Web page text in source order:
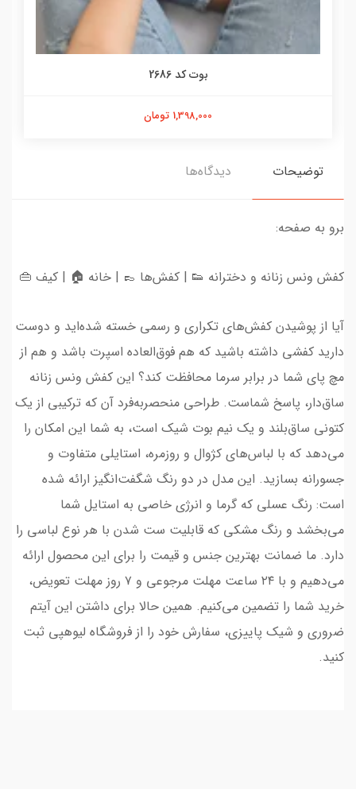
بوت کد 2686
1,398,000 تومان
توضیحات دیدگاه‌ها
برو به صفحه:
کفش ونس زنانه و دخترانه 👟 | کفش‌ها 👞 | خانه 🏠 | کیف 👜
آیا از پوشیدن کفش‌های تکراری و رسمی خسته شده‌اید و دوست
دارید کفشی داشته باشید که هم فوق‌العاده اسپرت باشد و هم از
مچ پای شما در برابر سرما محافظت کند؟ این کفش ونس زنانه
ساق‌دار، پاسخ شماست. طراحی منحصربه‌فرد آن که ترکیبی از یک
کتونی ساق‌بلند و یک نیم بوت شیک است، به شما این امکان را
می‌دهد که با لباس‌های کژوال و روزمره، استایلی متفاوت و
جسورانه بسازید. این مدل در دو رنگ شگفت‌انگیز ارائه شده
است: رنگ عسلی که گرما و انرژی خاصی به استایل شما
می‌بخشد و رنگ مشکی که قابلیت ست شدن با هر نوع لباسی را
دارد. ما ضمانت بهترین جنس و قیمت را برای این محصول ارائه
می‌دهیم و با ۲۴ ساعت مهلت مرجوعی و ۷ روز مهلت تعویض،
خرید شما را تضمین می‌کنیم. همین حالا برای داشتن این آیتم
ضروری و شیک پاییزی، سفارش خود را از فروشگاه لیوهپی ثبت
کنید.